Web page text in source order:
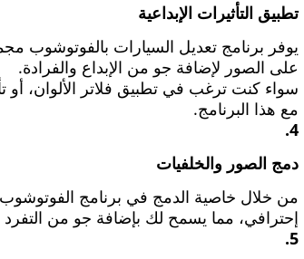
تطبيق التأثيرات الإبداعية
يوفر برنامج تعديل السيارات بالفوتوشوب
على الصور لإضافة جو من الإبداع والفرادة.
سواء كنت ترغب في تطبيق فلاتر الألوان، أو
مع هذا البرنامج.
4.
دمج الصور والخلفيات
من خلال خاصية الدمج في برنامج
إحترافي، مما يسمح لك بإضافة جو من التفرد
5.